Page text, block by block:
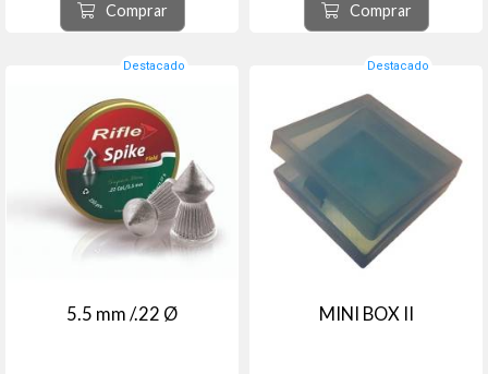
Comprar Comprar
Destacado
5.5 mm /.22 Ø
Destacado
MINI BOX II